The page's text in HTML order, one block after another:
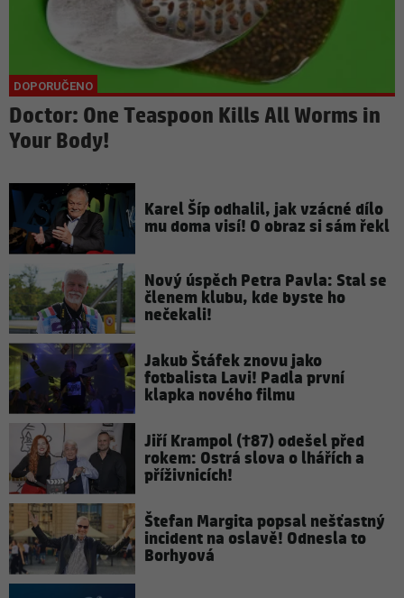
Doctor: One Teaspoon Kills All Worms in
Your Body!
Karel Šíp odhalil, jak vzácné dílo
mu doma visí! O obraz si sám řekl
Nový úspěch Petra Pavla: Stal se
členem klubu, kde byste ho
nečekali!
Jakub Štáfek znovu jako
fotbalista Lavi! Padla první
klapka nového filmu
Jiří Krampol (†87) odešel před
rokem: Ostrá slova o lhářích a
příživnicích!
Štefan Margita popsal nešťastný
incident na oslavě! Odnesla to
Borhyová